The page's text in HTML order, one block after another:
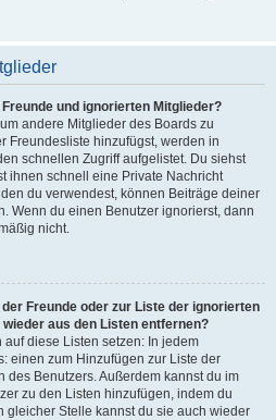
und ignorierten Mitglieder?
andere Mitglieder des Boards zu
Freundesliste hinzufügst, werden in
schnellen Zugriff aufgelistet. Du siehst
ihnen schnell eine Private Nachricht
du verwendest, können Beiträge deiner
Wenn du einen Benutzer ignorierst, dann
nicht.
Freunde oder zur Liste der ignorierten
aus den Listen entfernen?
auf diese Listen setzen: In jedem
einen zum Hinzufügen zur Liste der
des Benutzers. Außerdem kannst du im
zu den Listen hinzufügen, indem du
gleicher Stelle kannst du sie auch wieder